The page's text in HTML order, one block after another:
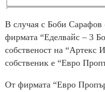
В случая с Боби Сарафов
фирмата “Еделвайс – 3
собственост на “Артекс
собственик е “Евро
От фирмата “Евро